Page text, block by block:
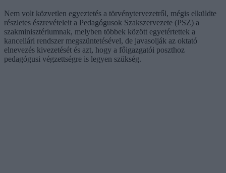
Nem volt közvetlen egyeztetés a törvénytervezetről, mégis elküldte
részletes észrevételeit a Pedagógusok Szakszervezete (PSZ) a
szakminisztériumnak, melyben többek között egyetértettek a
kancellári rendszer megszüntetésével, de javasolják az oktató
elnevezés kivezetését és azt, hogy a főigazgatói poszthoz
pedagógusi végzettségre is legyen szükség.